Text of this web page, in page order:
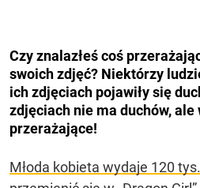
Czy znalazłeś coś
swoich zdjęć? Niektórzy
ich zdjęciach pojawiły się
zdjęciach nie ma duchów, ale
przerażające!
Młoda kobieta wydaje 120